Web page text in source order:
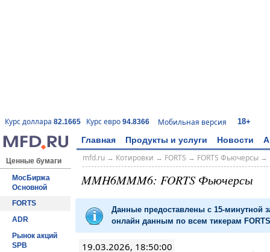
Курс доллара 82.1665 Курс евро 94.8366 Мобильная версия 18+
Главная Продукты и услуги Новости
Ценные бумаги
МосБиржа
Основной
FORTS
ADR
Рынок акций
SPB
mfd.ru→ Котировки → FORTS → FORTS Фьючерсы→
MMH6MMM6: FORTS Фьючерсы
Данные предоставлены с 15-минутной
онлайн данным по всем тикерам
19.03.2026, 18:50:00